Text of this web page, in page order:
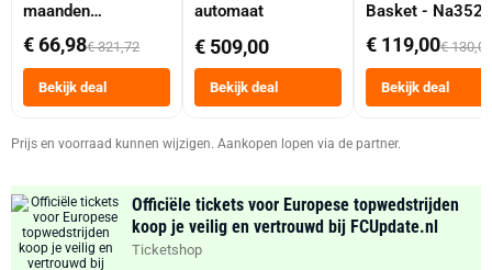
maanden
abonnement
€ 66,98€ 321,72
Bekijk deal
automaat
€ 509,00
Bekijk deal
Basket -
Dubbele Mand 9
Tot 6 Personen
Heteluchtfriteuse
Zwart
€ 119,00€ 130,00
Bekijk deal
Prijs en voorraad kunnen wijzigen. Aankopen lopen via de partner.
Officiële tickets voor Europese topwedstrijden
koop je veilig en vertrouwd bij FCUpdate.nl
Ticketshop